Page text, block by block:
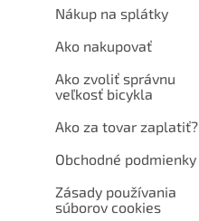
Nákup na splátky
Ako nakupovať
Ako zvoliť správnu
veľkosť bicykla
Ako za tovar zaplatiť?
Obchodné podmienky
Zásady používania
súborov cookies